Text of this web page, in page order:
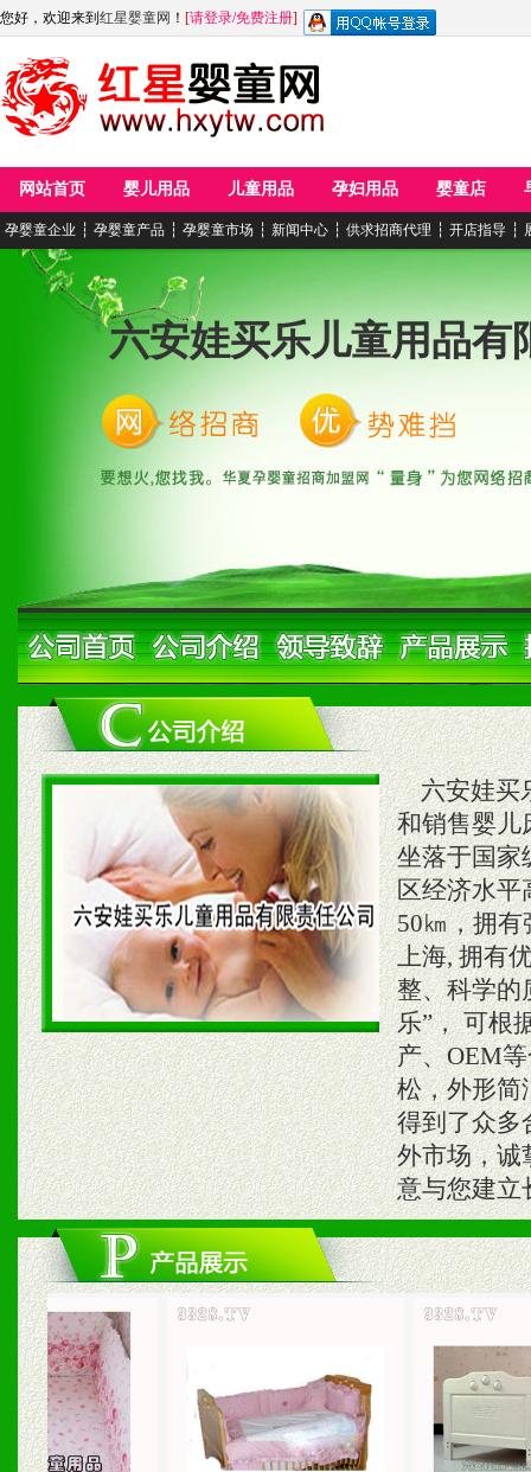
您好，欢迎来到 红星婴童网 ！ [请登录/免费注册]
网站首页 婴儿用品 儿童用品 孕妇用品 婴童店
孕婴童企业 ┆ 孕婴童产品 ┆ 孕婴童市场 ┆ 新闻中心 ┆ 供求招商代理 ┆ 开店指导 ┆
六安娃买乐儿童用品有
六安娃买
和销售婴儿
坐落于国
区经济水
50㎞，拥
上海, 拥有
整、科学的
乐”， 可根
产、OEM
松，外形简
得到了众多
外市场，诚
意与您建立